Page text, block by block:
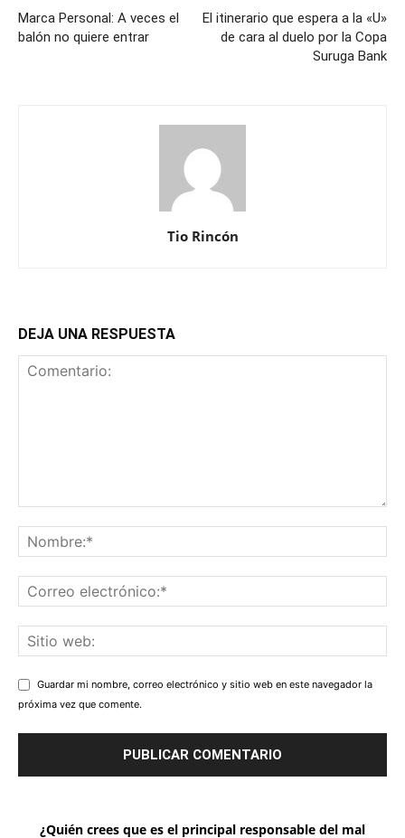
Marca Personal: A veces el
balón no quiere entrar
El itinerario que espera a la «U»
de cara al duelo por la Copa
Suruga Bank
Tio Rincón
DEJA UNA RESPUESTA
Guardar mi nombre, correo electrónico y sitio web en este navegador la
próxima vez que comente.
¿Quién crees que es el principal responsable del mal